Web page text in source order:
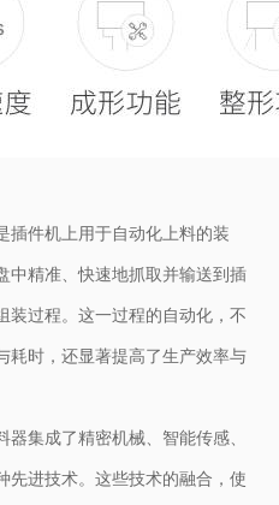
插件机上用于自动化上料的装
中精准、快速地抓取并输送到插
装过程。这一过程的自动化，不
耗时，还显著提高了生产效率与
集成了精密机械、智能传感、
先进技术。这些技术的融合，使